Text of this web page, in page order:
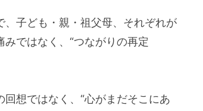
子ども・親・祖父母、それぞれが
ではなく、“つながりの再定
回想ではなく、“心がまだそこにあ